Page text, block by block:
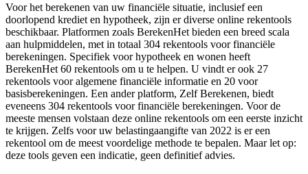
Voor het berekenen van uw financiële situatie, inclusief een
doorlopend krediet en hypotheek, zijn er diverse online rekentools
beschikbaar. Platformen zoals BerekenHet bieden een breed scala
aan hulpmiddelen, met in totaal 304 rekentools voor financiële
berekeningen. Specifiek voor hypotheek en wonen heeft
BerekenHet 60 rekentools om u te helpen. U vindt er ook 27
rekentools voor algemene financiële informatie en 20 voor
basisberekeningen. Een ander platform, Zelf Berekenen, biedt
eveneens 304 rekentools voor financiële berekeningen. Voor de
meeste mensen volstaan deze online rekentools om een eerste inzicht
te krijgen. Zelfs voor uw belastingaangifte van 2022 is er een
rekentool om de meest voordelige methode te bepalen. Maar let op:
deze tools geven een indicatie, geen definitief advies.